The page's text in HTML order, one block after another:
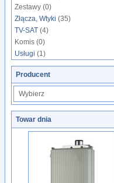
Zestawy (0)
Złącza, Wtyki (35)
TV-SAT (4)
Komis (0)
Usługi (1)
Producent
Towar dnia